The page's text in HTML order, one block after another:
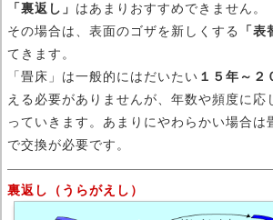
「裏返し」 はあまりおすすめできません。
その場合は、表面のゴザを新しくする
「表
てきます。
「畳床」は一般的にはだいたい １５年～２
える必要がありませんが、年数や頻度に応
っていきます。あまりにやわらかい場合は
で交換が必要です。
裏返し（うらがえし）